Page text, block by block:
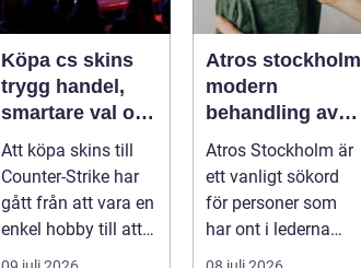
Köpa cs skins
trygg handel,
smartare val och
bättre affärer
Att köpa skins till
Counter-Strike har
gått från att vara en
enkel hobby till att
bli en egen liten ...
Atros stockholm
modern
behandling av
ledbesvär i
huvudstaden
Atros Stockholm är
ett vanligt sökord
för personer som
har ont i lederna
och letar efter hjälp